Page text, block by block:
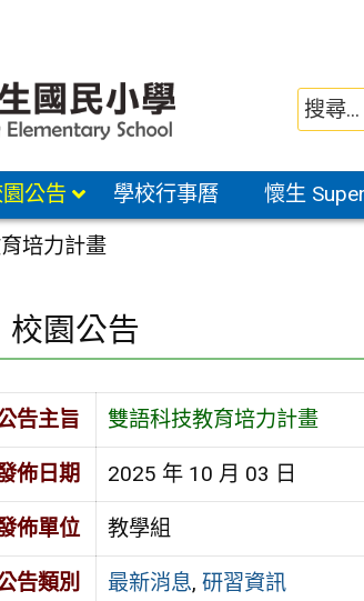
公告 學校行事曆 懷生
培力計畫
校園公告
告主旨 雙語科技教育培力計畫
佈日期 2025 年 10 月 03 日
佈單位 教學組
告類別 最新消息, 研習資訊